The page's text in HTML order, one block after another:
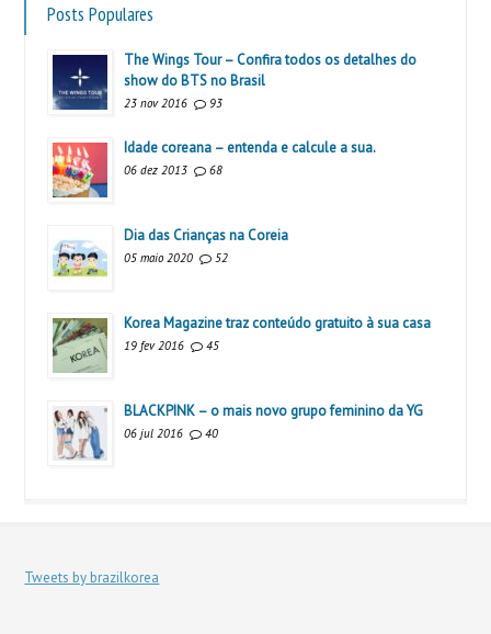
Posts Populares
The Wings Tour – Confira todos os detalhes do
show do BTS no Brasil
23 nov 2016 93
Idade coreana – entenda e calcule a sua.
06 dez 2013 68
Dia das Crianças na Coreia
05 maio 2020 52
Korea Magazine traz conteúdo gratuito à sua casa
19 fev 2016 45
BLACKPINK – o mais novo grupo feminino da YG
06 jul 2016 40
Tweets by brazilkorea